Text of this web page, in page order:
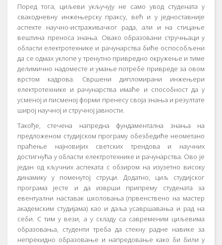
Поред тога, циљеви укључују не само увод студената у
свакодневну инжењерску праксу, већ и у једноставније
аспекте научно-истраживачког рада, али и на стицање
вештина преноса знања. Овако образовани стручњаци у
области електротехнике и рачунарства биће оспособљени
да се одмах уклопе у тренутно привредно окружење и тиме
делимично надоместе и умање потребе привреде за овом
врстом кадрова. Свршени дипломирани инжењери
електротехнике и рачунарства имаће и способност да у
усменој и писменој форми пренесу своја знања и резултате
широј научној и стручној јавности.
Такође, стечена напредна фундаментална знања на
предложеном студијском програму обезбедиће неометано
праћење најновијих светских трендова и научних
достигнућа у области електротехнике и рачунарства. Ово је
један од кључних аспеката с обзиром на изузетно високу
динамику у поменутој струци. Додатно, циљ студијског
програма јесте и да изврши припрему студената за
евентуални наставак школовања (првенствено на мастер
академским студијама) као и даља усавршавања и рад на
себи. С тим у вези, а у складу са савременим циљевима
образовања, студенти треба да стекну радне навике за
непрекидно образовање и напредовање како би били у